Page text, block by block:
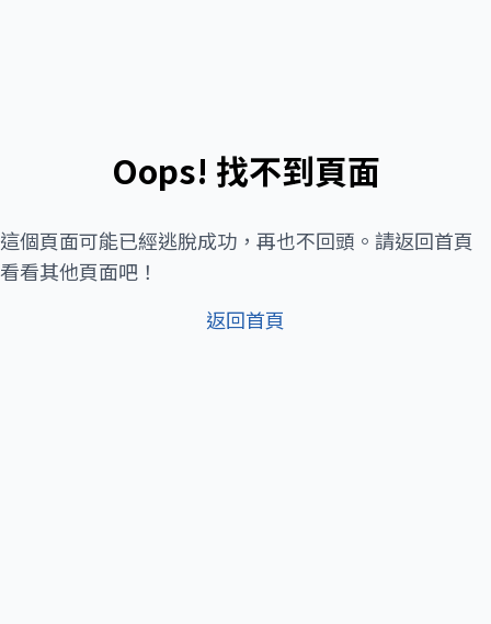
Oops! 找不到頁面
這個頁面可能已經逃脫成功，再也不回頭。請返回首頁
看看其他頁面吧！
返回首頁